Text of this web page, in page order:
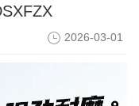
2026-03-01